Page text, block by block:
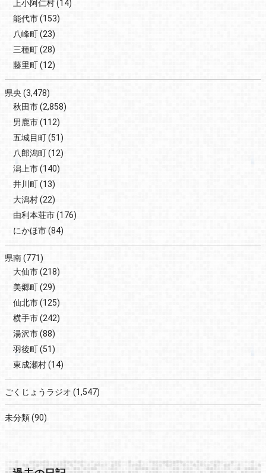
上小阿仁村(14)
能代市(153)
八峰町(23)
三種町(28)
藤里町(12)
県央 (3,478)
秋田市(2,858)
男鹿市(112)
五城目町(51)
八郎潟町(12)
潟上市(140)
井川町(13)
大潟村(22)
由利本荘市(176)
にかほ市(84)
県南(771)
大仙市(218)
美郷町(29)
仙北市(125)
横手市(242)
湯沢市(88)
羽後町(51)
東成瀬村(14)
ごくじょうラジオ (1,547)
未分類(90)